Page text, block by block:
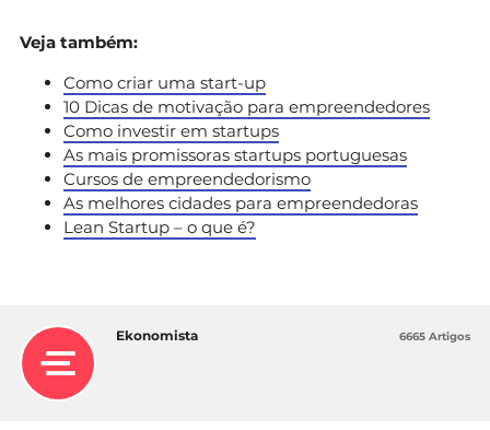
Veja também:
Como criar uma start-up
10 Dicas de motivação para empreendedores
Como investir em startups
As mais promissoras startups portuguesas
Cursos de empreendedorismo
As melhores cidades para empreendedoras
Lean Startup – o que é?
Ekonomista 6665 Artigos